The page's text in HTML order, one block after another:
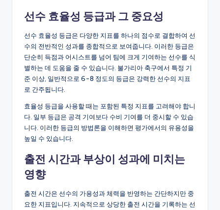
선수 효율성 등급과 그 중요성
선수 효율성 등급은 다양한 지표를 하나의 점수로 결합하여 선
수의 전반적인 성과를 종합적으로 보여줍니다. 이러한 등급은
단순히 득점과 어시스트를 넘어 팀에 크게 기여하는 선수를 식
별하는 데 도움을 줄 수 있습니다. 불가리아 축구에서 특정 기
준 이상, 일반적으로 6-8 정도의 등급은 강력한 선수의 지표
로 간주됩니다.
효율성 등급을 사용할 때는 포함된 특정 지표를 고려해야 합니
다. 일부 등급은 공격 기여보다 수비 기여를 더 중시할 수 있습
니다. 이러한 등급의 방법론을 이해하면 평가에서의 유용성을
높일 수 있습니다.
출전 시간과 부상이 성과에 미치는
영향
출전 시간은 선수의 가용성과 체력을 반영하는 간단하지만 중
요한 지표입니다. 지속적으로 상당한 출전 시간을 기록하는 선